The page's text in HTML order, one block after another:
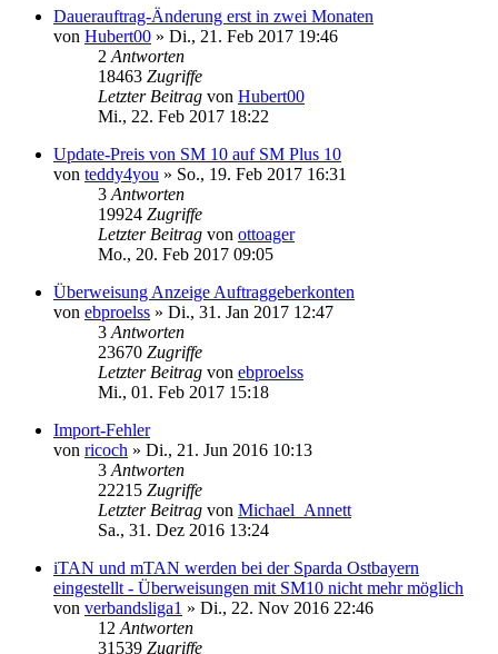
Dauerauftrag-Änderung erst in zwei Monaten
von Hubert00 » Di., 21. Feb 2017 19:46
2 Antworten
18463 Zugriffe
Letzter Beitrag von Hubert00
Mi., 22. Feb 2017 18:22
Update-Preis von SM 10 auf SM Plus 10
von teddy4you » So., 19. Feb 2017 16:31
3 Antworten
19924 Zugriffe
Letzter Beitrag von ottoager
Mo., 20. Feb 2017 09:05
Überweisung Anzeige Auftraggeberkonten
von ebproelss » Di., 31. Jan 2017 12:47
3 Antworten
23670 Zugriffe
Letzter Beitrag von ebproelss
Mi., 01. Feb 2017 15:18
Import-Fehler
von ricoch » Di., 21. Jun 2016 10:13
3 Antworten
22215 Zugriffe
Letzter Beitrag von Michael_Annett
Sa., 31. Dez 2016 13:24
iTAN und mTAN werden bei der Sparda Ostbayern
eingestellt - Überweisungen mit SM10 nicht mehr möglich
von verbandsliga1 » Di., 22. Nov 2016 22:46
12 Antworten
31539 Zugriffe